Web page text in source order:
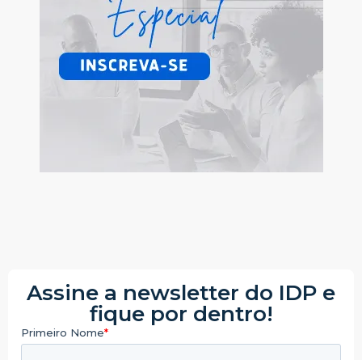
Assine a newsletter do IDP e
fique por dentro!